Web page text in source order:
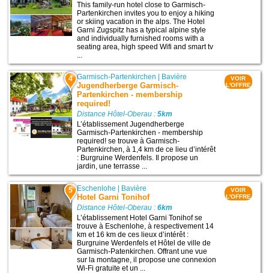
This family-run hotel close to Garmisch-
Partenkirchen invites you to enjoy a hiking
or skiing vacation in the alps. The Hotel
Garni Zugspitz has a typical alpine style
and individually furnished rooms with a
seating area, high speed Wifi and smart tv
...
4 Garmisch-Partenkirchen Bavière
Jugendherberge Garmisch-
Partenkirchen - membership
required!
Distance Hôtel-Oberau :5km
L’établissement Jugendherberge
Garmisch-Partenkirchen - membership
required! se trouve à Garmisch-
Partenkirchen, à 1,4 km de ce lieu d’intérêt
: Burgruine Werdenfels. Il propose un
jardin, une terrasse ...
VOIR
L'OFFRE
5 Eschenlohe | Bavière
Hotel Garni Tonihof
Distance Hôtel-Oberau :6km
L’établissement Hotel Garni Tonihof se
trouve à Eschenlohe, à respectivement 14
km et 16 km de ces lieux d’intérêt :
Burgruine Werdenfels et Hôtel de ville de
Garmisch-Patenkirchen. Offrant une vue
sur la montagne, il propose une connexion
Wi-Fi gratuite et un ...
VOIR
L'OFFRE